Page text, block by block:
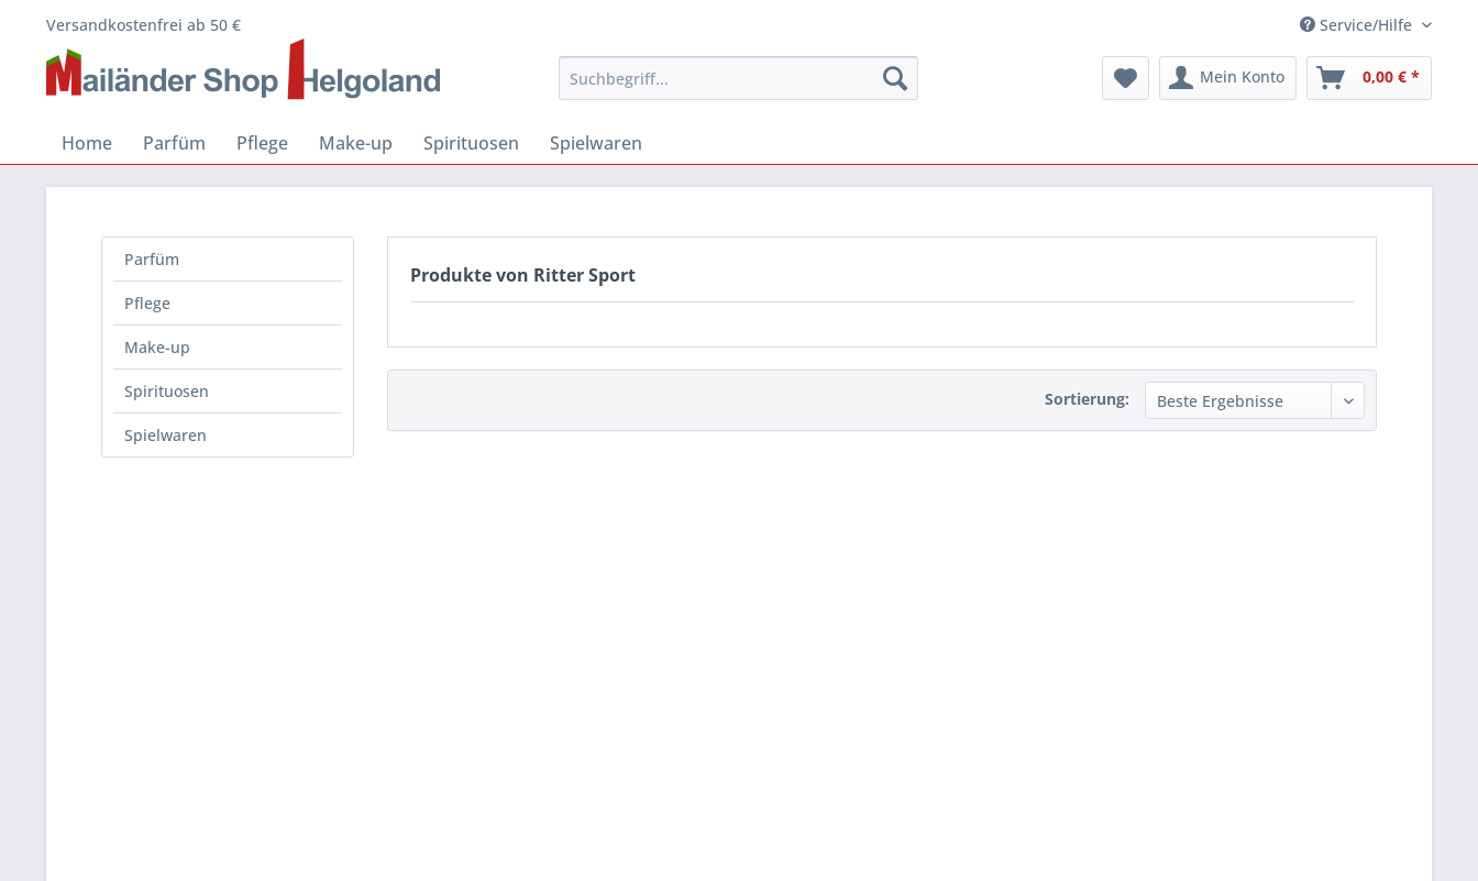
Versandkostenfrei ab 50 € Service/Hilfe
Mein Konto 0,00 € *
Home Parfüm Pflege Make-up Spirituosen Spielwaren
Parfüm
Pflege
Make-up
Spirituosen
Spielwaren
Produkte von Ritter Sport
Sortierung: